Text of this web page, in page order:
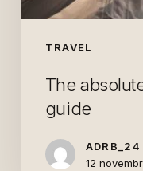
TRAVEL
The
guide
ADRB_24
12